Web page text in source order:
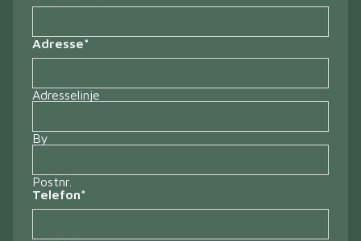
Adresse*
Adresselinje
By
Postnr.
Telefon*